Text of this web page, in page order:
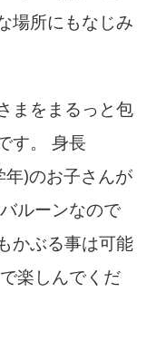
場所にもなじみ
まをまるっと包
す。 身長
)のお子さんが
ルーンなので
かぶる事は可能
楽しんでくだ